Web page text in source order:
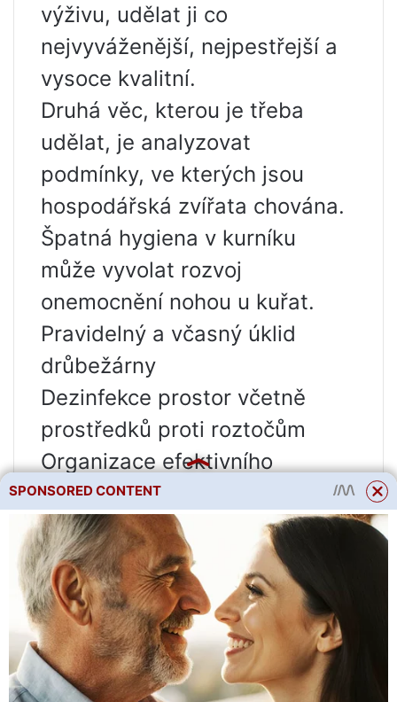
výživu, udělat ji co
nejvyváženější, nejpestřejší a
vysoce kvalitní.
Druhá věc, kterou je třeba
udělat, je analyzovat
podmínky, ve kterých jsou
hospodářská zvířata chována.
Špatná hygiena v kurníku
může vyvolat rozvoj
onemocnění nohou u kuřat.
Pravidelný a včasný úklid
drůbežárny
Dezinfekce prostor včetně
prostředků proti roztočům
Organizace efektivního
ventilačního systému
Karanténa nových
hospodářských zvířat
Pravidelně kontrolujte kuřata
na zranění a infekci.
Je důležité co nejdříve
pochopit, proč kuřata sedí na
SPONSORED CONTENT